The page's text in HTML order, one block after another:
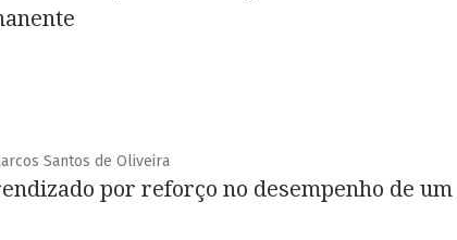
Santos de Oliveira
por reforço no desempenho de um